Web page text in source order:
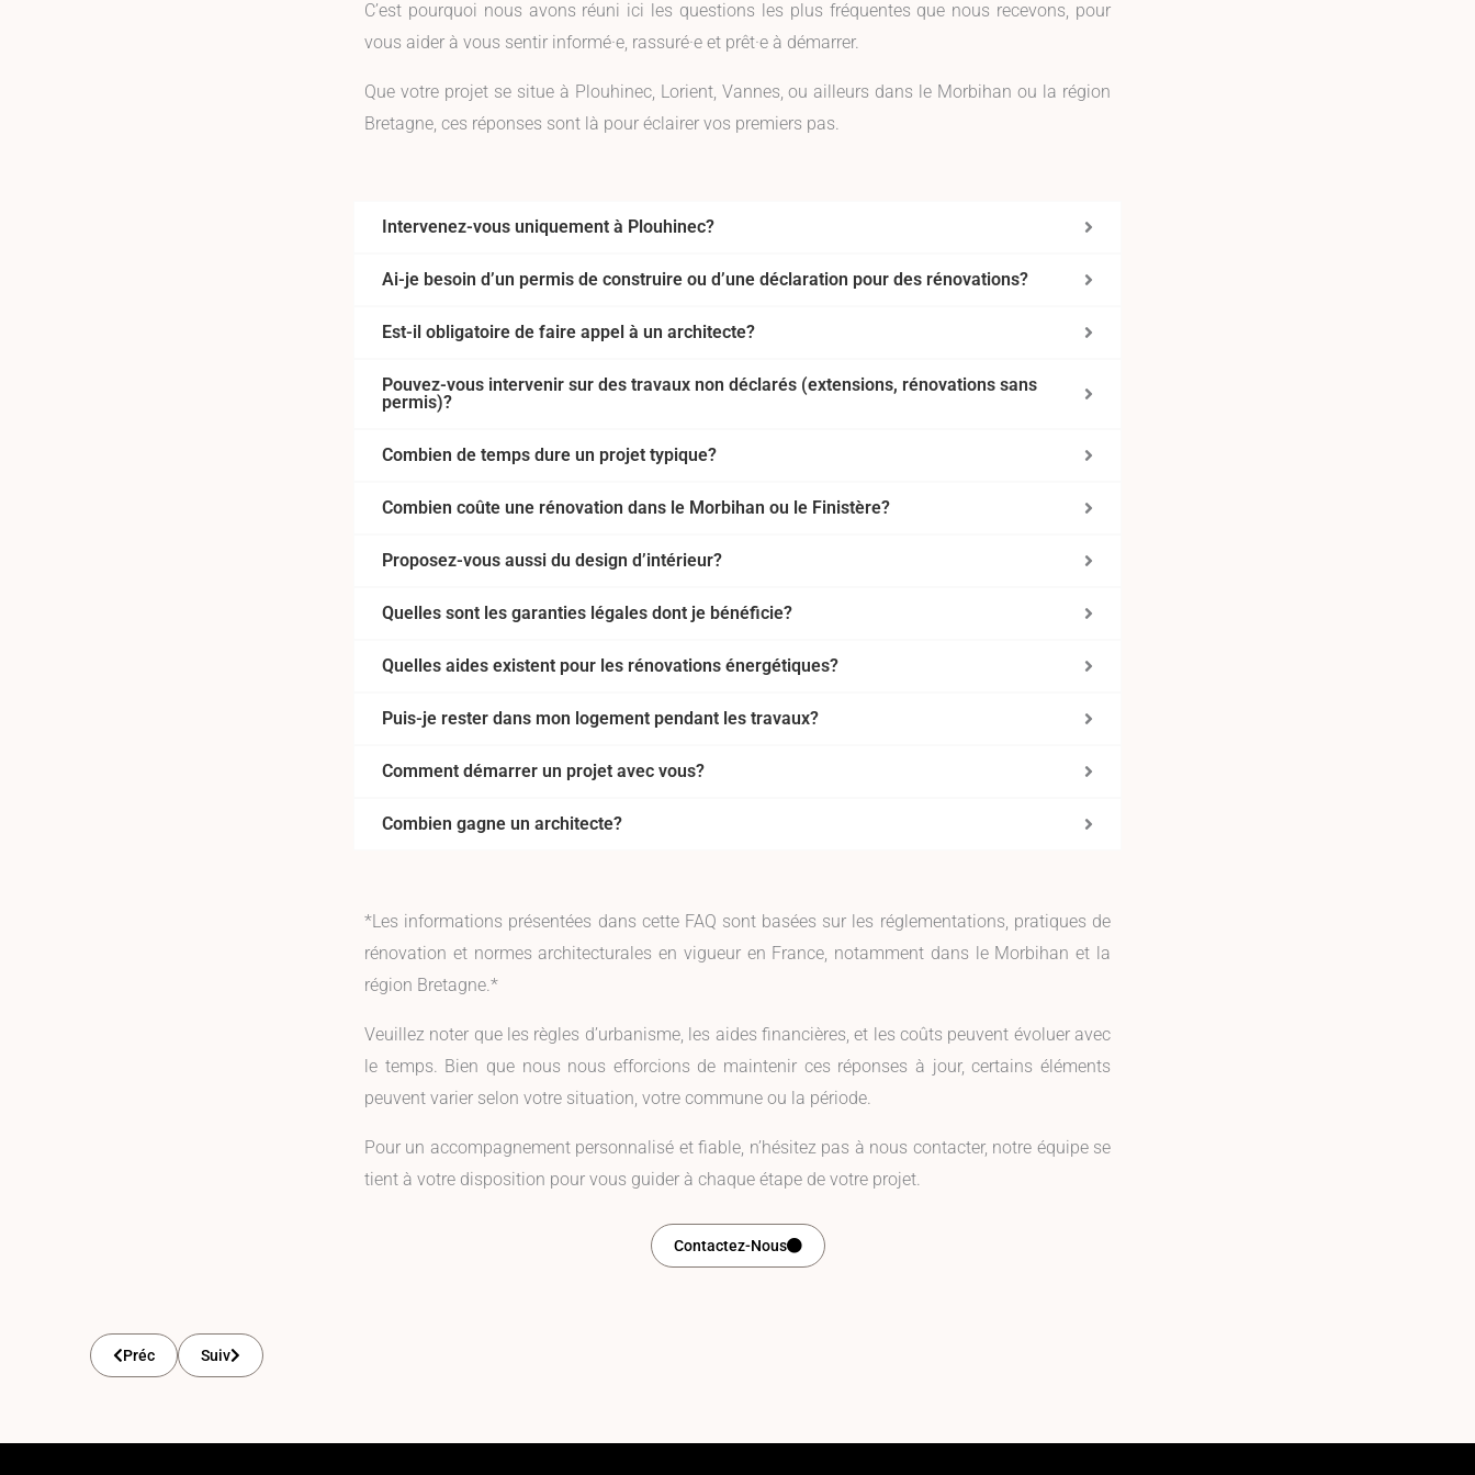
C’est pourquoi nous avons réuni ici les questions les plus fréquentes que nous recevons, pour
vous aider à vous sentir informé·e, rassuré·e et prêt·e à démarrer.
Que votre projet se situe à Plouhinec, Lorient, Vannes, ou ailleurs dans le Morbihan ou la région
Bretagne, ces réponses sont là pour éclairer vos premiers pas.
Intervenez-vous uniquement à Plouhinec?
Ai-je besoin d’un permis de construire ou d’une déclaration pour des rénovations?
Est-il obligatoire de faire appel à un architecte?
Pouvez-vous intervenir sur des travaux non déclarés (extensions, rénovations sans
permis)?
Combien de temps dure un projet typique?
Combien coûte une rénovation dans le Morbihan ou le Finistère?
Proposez-vous aussi du design d’intérieur?
Quelles sont les garanties légales dont je bénéficie?
Quelles aides existent pour les rénovations énergétiques?
Puis-je rester dans mon logement pendant les travaux?
Comment démarrer un projet avec vous?
Combien gagne un architecte?
*Les informations présentées dans cette FAQ sont basées sur les réglementations, pratiques de
rénovation et normes architecturales en vigueur en France, notamment dans le Morbihan et la
région Bretagne.*
Veuillez noter que les règles d’urbanisme, les aides financières, et les coûts peuvent évoluer avec
le temps. Bien que nous nous efforcions de maintenir ces réponses à jour, certains éléments
peuvent varier selon votre situation, votre commune ou la période.
Pour un accompagnement personnalisé et fiable, n’hésitez pas à nous contacter, notre équipe se
tient à votre disposition pour vous guider à chaque étape de votre projet.
Contactez-Nous
Préc Suiv